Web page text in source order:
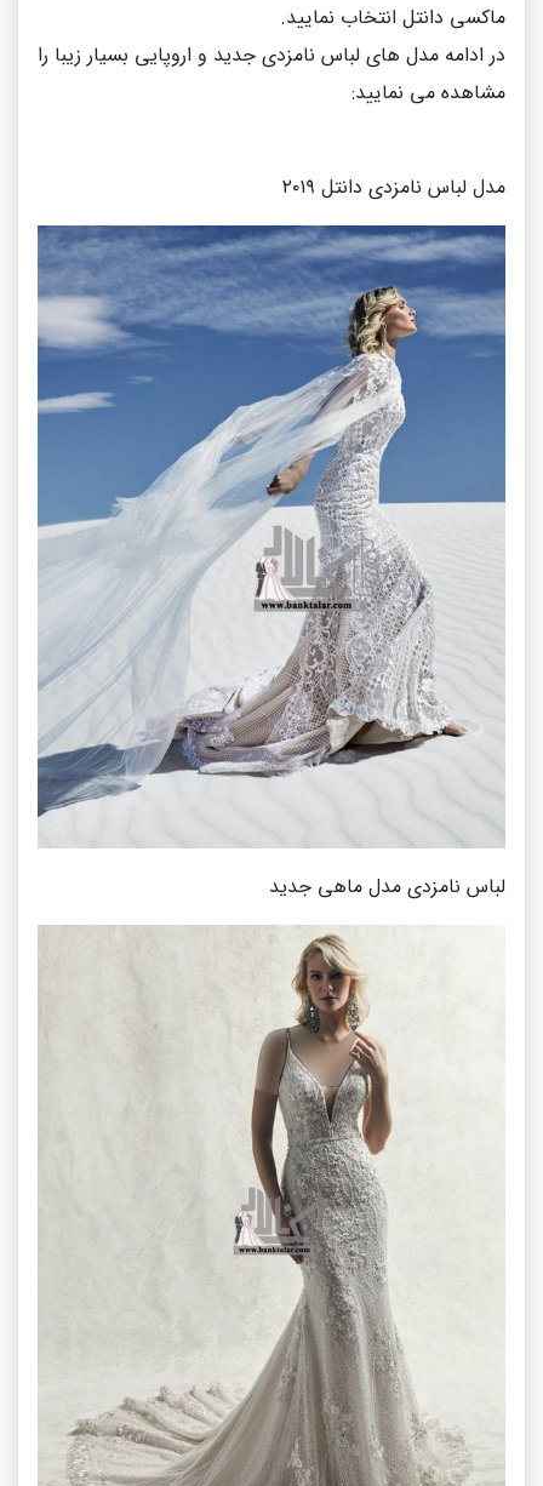
ماکسی دانتل انتخاب نمایید.
در ادامه مدل های لباس نامزدی جدید و اروپایی بسیار زیبا را
مشاهده می نمایید:
مدل لباس نامزدی دانتل ۲۰۱۹
لباس نامزدی مدل ماهی جدید